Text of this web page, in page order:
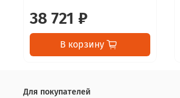
38 721 ₽
В корзину
Для покупателей